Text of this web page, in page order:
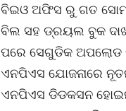
ବିଇଓ ଅଫିସ ରୁ ଗତ
ବିଲ ସହ ଡ୍ରୟଲ ବୁକ
ପରେ ସେଗୁଡିକ ଅପଲୋଡ
ଏନପିଏସ ଯୋଜନାରେ
ଏନପିଏସ ଡିଡକସନ